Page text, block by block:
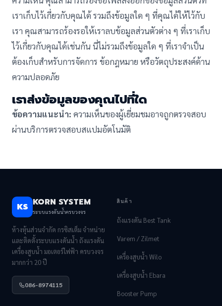
เราเก็บไว้เกี่ยวกับคุณได้ รวมถึงข้อมูลใด ๆ ที่คุณได้ให้ไว้กับ
เรา คุณสามารถร้องรอให้เราลบข้อมูลส่วนตัวต่าง ๆ ที่เราเก็บ
ไว้เกี่ยวกับคุณได้เช่นกัน นี่ไม่รวมถึงข้อมูลใด ๆ ที่เราจำเป็น
ต้องเก็บสำหรับการจัดการ ข้อกฎหมาย หรือวัตถุประสงค์ด้าน
ความปลอดภัย
เราส่งข้อมูลของคุณไปที่ใด
ข้อความแนะนำ: ความเห็นของผู้เยี่ยมชมอาจถูกตรวจสอบ
ผ่านบริการตรวจสอบสแปมอัตโนมัติ
KS KORN SYSTEM
ระบบแรงดันน้ำครบวงจร
ห้างหุ้นส่วนจำกัด กรซิสเต็ม จำหน่าย
และติดตั้งระบบแรงดันน้ำ ถังแรงดัน
เครื่องสูบน้ำ มอเตอร์ไฟฟ้า ครบวงจร
มากกว่า 20 ปี
086-8974115
สินค้า
ถังแรงดัน Best Tank
Varem / Zilmet
เครื่องสูบน้ำ Wilo
เครื่องสูบน้ำ Ebara
Booster Pump